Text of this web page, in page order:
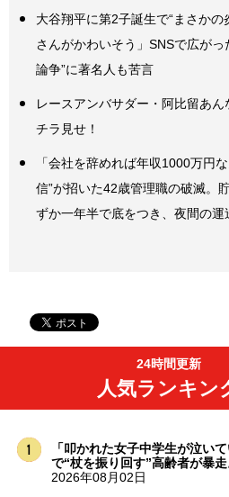
大谷翔平に第2子誕生で“まさか
さんがかわいそう」SNSで広がっ
論争”に著名人も苦言
レースアンバサダー・阿比留あ
チラ見せ！
「会社を辞めれば年収1000万円
信”が招いた42歳管理職の破滅。
ずか一年半で底をつき、夜間の運
24時間更新
人気ランキン
「叩かれた女子中学生が泣い
で“杖を振り回す”高齢者が暴
2026年08月02日